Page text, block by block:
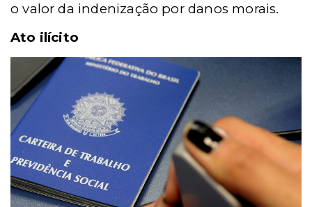
o valor da indenização por danos morais.
Ato ilícito